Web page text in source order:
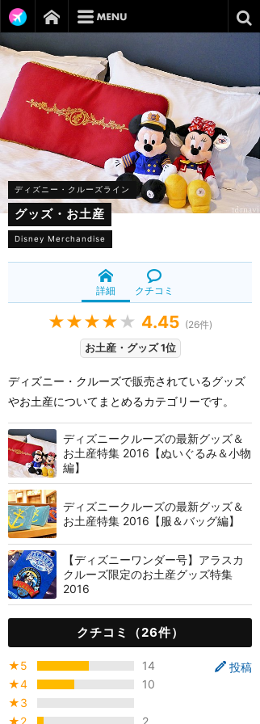
ディズニー・クルーズライン
グッズ・お土産
Disney Merchandise
詳細 クチコミ
★★★★ ★ 4.45 (26件)
お土産・グッズ 1位
ディズニー・クルーズで販売されているグッズ
やお土産についてまとめるカテゴリーです。
ディズニークルーズの最新グッズ＆
お土産特集 2016【ぬいぐるみ＆小物
編】
ディズニークルーズの最新グッズ＆
お土産特集 2016【服＆バッグ編】
【ディズニーワンダー号】アラスカ
クルーズ限定のお土産グッズ特集
2016
クチコミ（26件）
投稿
★5
14
★4
10
★3
★2
2